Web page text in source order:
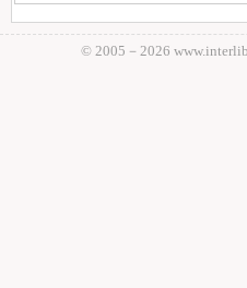
© 2005－ 2026